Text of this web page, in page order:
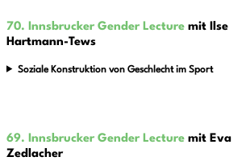
70. Innsbrucker Gender Lecture mit Ilse
Hartmann-Tews
Soziale Konstruktion von Geschlecht im Sport
69. Innsbrucker Gender Lecture mit Eva
Zedlacher